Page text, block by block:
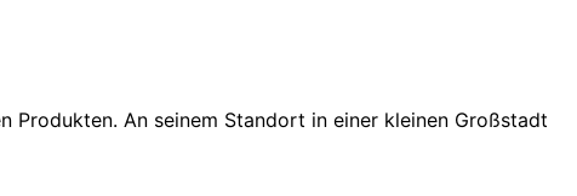
An seinem Standort in einer kleinen Großstadt